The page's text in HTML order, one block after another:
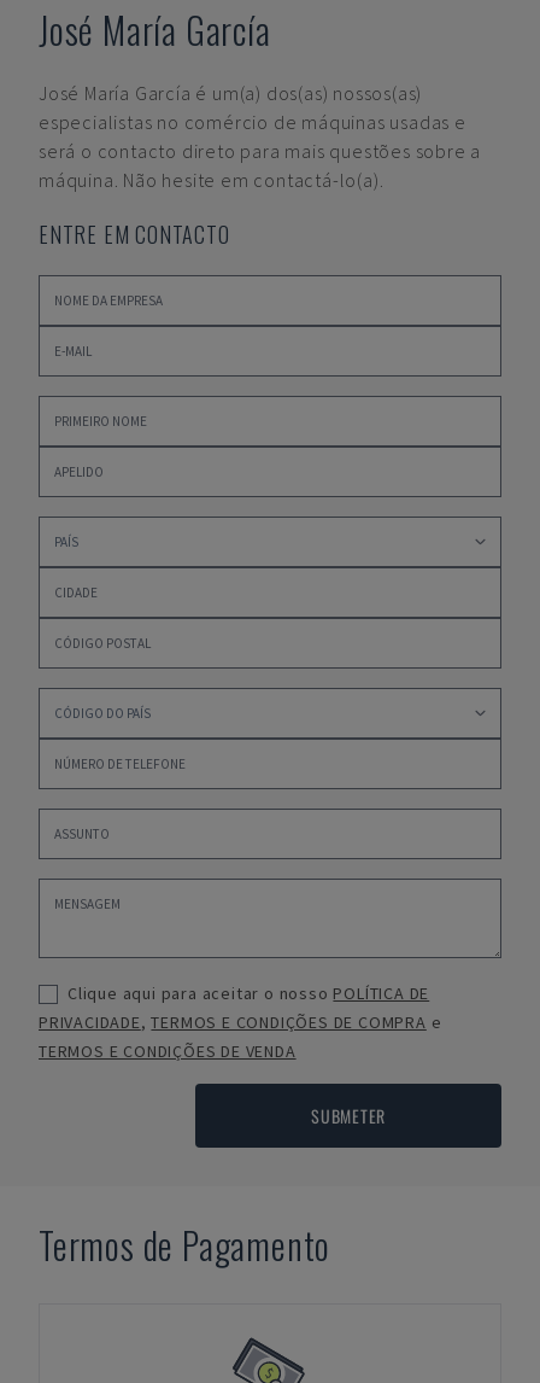
José María García
José María García é um(a) dos(as) nossos(as)
especialistas no comércio de máquinas usadas e
será o contacto direto para mais questões sobre a
máquina. Não hesite em contactá-lo(a).
ENTRE EM CONTACTO
Clique aqui para aceitar o nosso POLÍTICA DE
PRIVACIDADE,TERMOS E CONDIÇÕES DE COMPRA e
TERMOS E CONDIÇÕES DE VENDA
SUBMETER
Termos de Pagamento